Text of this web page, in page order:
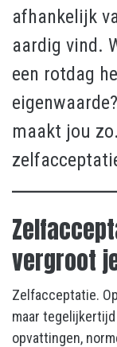
afhankelijk
aardig vind.
een rotdag
maakt jou
vergroot
Zelfacceptatie.
maar
opvattingen,